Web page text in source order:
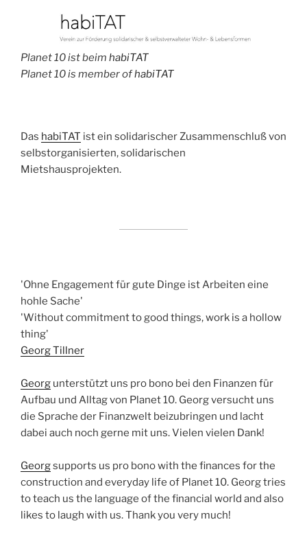
Planet 10 ist beim habiTAT
Planet 10 is member ofhabiTAT
Das habiTAT ist ein solidarischer Zusammenschluß von
selbstorganisierten, solidarischen
Mietshausprojekten.
'Ohne Engagement für gute Dinge ist Arbeiten eine
hohle Sache'
'Without commitment to good things, work is a hollow
thing'
Georg Tillner
Georg unterstützt uns pro bono bei den Finanzen für
Aufbau und Alltag von Planet 10. Georg versucht uns
die Sprache der Finanzwelt beizubringen und lacht
dabei auch noch gerne mit uns. Vielen vielen Dank!
Georgsupports us pro bono with the finances for the
construction and everyday life of Planet 10. Georg tries
to teach us the language of the financial world and also
likes to laugh with us. Thank you very much!